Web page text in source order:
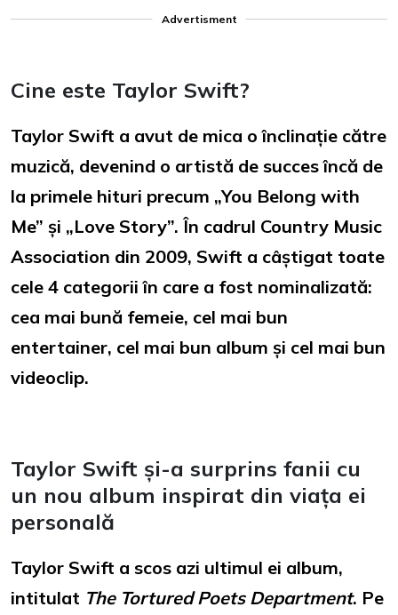
Advertisment
Cine este Taylor Swift?
Taylor Swift a avut de mica o înclinație către
muzică, devenind o artistă de succes încă de
la primele hituri precum „You Belong with
Me” și „Love Story”. În cadrul Country Music
Association din 2009, Swift a câștigat toate
cele 4 categorii în care a fost nominalizată:
cea mai bună femeie, cel mai bun
entertainer, cel mai bun album și cel mai bun
videoclip.
Taylor Swift și-a surprins fanii cu
un nou album inspirat din viața ei
personală
Taylor Swift a scos azi ultimul ei album,
intitulat The Tortured Poets Department. Pe